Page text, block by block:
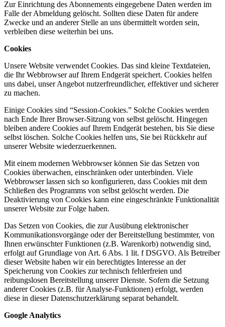
Zur Einrichtung des Abonnements eingegebene Daten werden im
Falle der Abmeldung gelöscht. Sollten diese Daten für andere
Zwecke und an anderer Stelle an uns übermittelt worden sein,
verbleiben diese weiterhin bei uns.
Cookies
Unsere Website verwendet Cookies. Das sind kleine Textdateien,
die Ihr Webbrowser auf Ihrem Endgerät speichert. Cookies helfen
uns dabei, unser Angebot nutzerfreundlicher, effektiver und sicherer
zu machen.
Einige Cookies sind “Session-Cookies.” Solche Cookies werden
nach Ende Ihrer Browser-Sitzung von selbst gelöscht. Hingegen
bleiben andere Cookies auf Ihrem Endgerät bestehen, bis Sie diese
selbst löschen. Solche Cookies helfen uns, Sie bei Rückkehr auf
unserer Website wiederzuerkennen.
Mit einem modernen Webbrowser können Sie das Setzen von
Cookies überwachen, einschränken oder unterbinden. Viele
Webbrowser lassen sich so konfigurieren, dass Cookies mit dem
Schließen des Programms von selbst gelöscht werden. Die
Deaktivierung von Cookies kann eine eingeschränkte Funktionalität
unserer Website zur Folge haben.
Das Setzen von Cookies, die zur Ausübung elektronischer
Kommunikationsvorgänge oder der Bereitstellung bestimmter, von
Ihnen erwünschter Funktionen (z.B. Warenkorb) notwendig sind,
erfolgt auf Grundlage von Art. 6 Abs. 1 lit. f DSGVO. Als Betreiber
dieser Website haben wir ein berechtigtes Interesse an der
Speicherung von Cookies zur technisch fehlerfreien und
reibungslosen Bereitstellung unserer Dienste. Sofern die Setzung
anderer Cookies (z.B. für Analyse-Funktionen) erfolgt, werden
diese in dieser Datenschutzerklärung separat behandelt.
Google Analytics